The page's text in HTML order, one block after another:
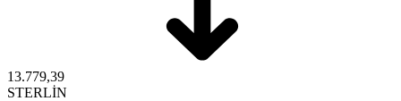
13.779,39
STERLİN